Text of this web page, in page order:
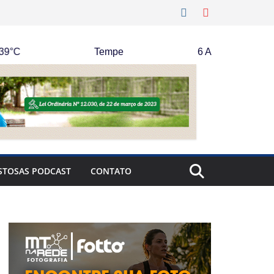
Tempe
PODCAST CONTATO